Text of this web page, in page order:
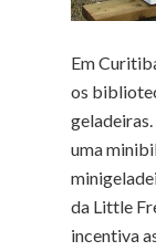
Em
os
geladeiras.
uma
da Little
incentiva